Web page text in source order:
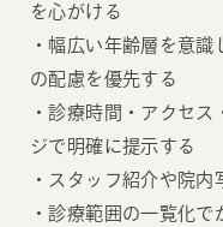
を心がける
・幅広い年齢層を意
の配慮を優先する
・診療時間・アクセ
ジで明確に提示する
・スタッフ紹介や院
・診療範囲の一覧化